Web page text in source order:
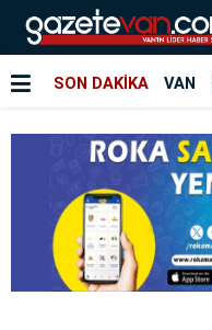
SON DAKİKA VAN